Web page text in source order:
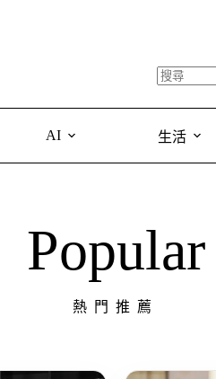
AI 生活
Popular
熱門推薦